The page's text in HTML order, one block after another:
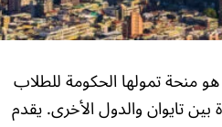
برنامج منح حكومة تايوان Taiwan Government Scholarships هو منحة تمولها الحكومة للطلاب
بين تايوان والدول الأخرى. يقدم